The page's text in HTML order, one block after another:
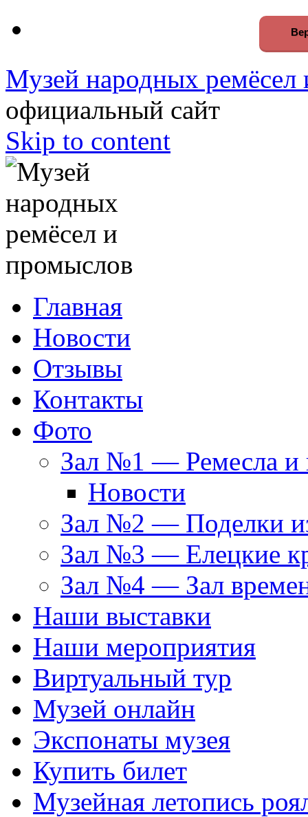
Музей народных ремёсел
официальный сайт
Skip to content
Главная
Новости
Отзывы
Контакты
Фото
Зал №1 — Ремесла и
Новости
Зал №2 — Поделки
Зал №3 — Елецкие
Зал №4 — Зал
Наши выставки
Наши мероприятия
Виртуальный тур
Музей онлайн
Экспонаты музея
Купить билет
Музейная летопись